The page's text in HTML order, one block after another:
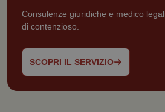
Consulenze giuridiche e medico
di contenzioso.
SCOPRI IL SERVIZIO